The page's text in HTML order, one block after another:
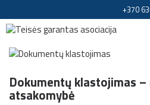
+370
Dokumentų klastojimas
atsakomybė